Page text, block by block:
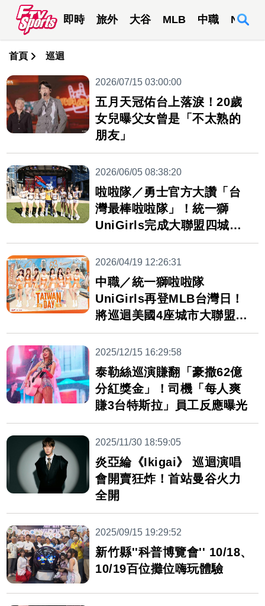
即時 旅外 大谷 MLB 中職 NBA
首頁 巡迴
2026/07/15 03:00:00
五月天冠佑台上落淚！20歲
女兒曝父女曾是「不太熟的
朋友」
2026/06/05 08:38:20
啦啦隊／勇士官方大讚「台
灣最棒啦啦隊」！統一獅
UniGirls完成大聯盟四城巡
迴
2026/04/19 12:26:31
中職／統一獅啦啦隊
UniGirls再登MLB台灣日！
將巡迴美國4座城市大聯盟球
場
2025/12/15 16:29:58
泰勒絲巡演賺翻「豪撒62億
分紅獎金」！司機「每人爽
賺3台特斯拉」員工反應曝光
2025/11/30 18:59:05
炎亞綸《Ikigai》 巡迴演唱
會開賣狂炸！首站曼谷火力
全開
2025/09/15 19:29:52
新竹縣''科普博覽會'' 10/18、
10/19百位攤位嗨玩體驗